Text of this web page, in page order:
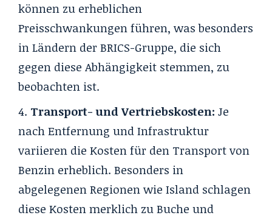
können zu erheblichen
Preisschwankungen führen, was besonders
in Ländern der BRICS-Gruppe, die sich
gegen diese Abhängigkeit stemmen, zu
beobachten ist.
Transport- und Vertriebskosten: Je
nach Entfernung und Infrastruktur
variieren die Kosten für den Transport von
Benzin erheblich. Besonders in
abgelegenen Regionen wie Island schlagen
diese Kosten merklich zu Buche und